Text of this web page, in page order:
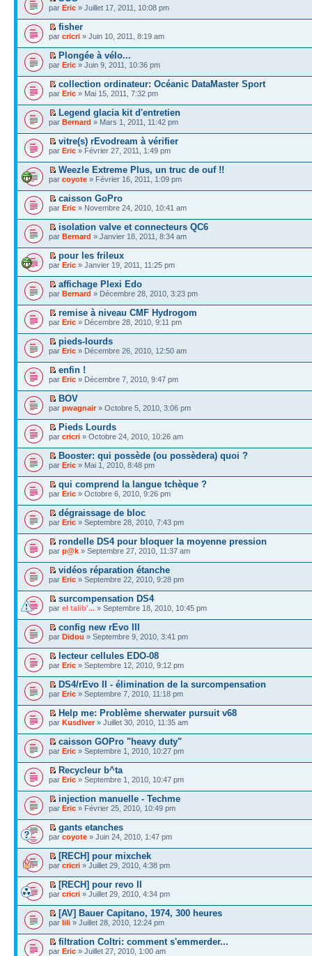
par Eric » Juillet 17, 2011, 10:08 pm
fisher
par cricri » Juin 10, 2011, 8:19 am
Plongée à vélo...
par Eric » Juin 9, 2011, 10:36 pm
collection ordinateur: Océanic DataMaster Sport
par Eric » Mai 15, 2011, 7:32 pm
Legend glacia kit d'entretien
par Bernard » Mars 1, 2011, 11:42 pm
vitre(s) rEvodream à vérifier
par Eric » Février 27, 2011, 1:49 pm
Weezle Extreme Plus, un truc de ouf !!
par coyote » Février 16, 2011, 1:09 pm
caisson GoPro
par Eric » Novembre 24, 2010, 10:41 am
isolation valve et connecteurs QC6
par Bernard » Janvier 18, 2011, 8:34 am
pour les frileux
par Eric » Janvier 19, 2011, 11:25 pm
affichage Plexi Edo
par Bernard » Décembre 28, 2010, 3:23 pm
remise à niveau CMF Hydrogom
par Eric » Décembre 28, 2010, 9:11 pm
pieds-lourds
par Eric » Décembre 26, 2010, 12:50 am
enfin !
par Eric » Décembre 7, 2010, 9:47 pm
BOV
par pwagnair» Octobre 5, 2010, 3:06 pm
Pieds Lourds
par cricri » Octobre 24, 2010, 10:26 am
Booster: qui possède (ou possèdera) quoi ?
par Eric » Mai 1, 2010, 8:48 pm
qui comprend la langue tchèque ?
par Eric » Octobre 6, 2010, 9:26 pm
dégraissage de bloc
par Eric » Septembre 28, 2010, 7:43 pm
rondelle DS4 pour bloquer la moyenne pression
par p@k » Septembre 27, 2010, 11:37 am
vidéos réparation étanche
par Eric » Septembre 22, 2010, 9:28 pm
surcompensation DS4
par el talib'... » Septembre 18, 2010, 10:45 pm
config new rEvo III
par Didou » Septembre 9, 2010, 3:41 pm
lecteur cellules EDO-08
par Eric » Septembre 12, 2010, 9:12 pm
DS4/rEvo II - élimination de la surcompensation
par Eric » Septembre 7, 2010, 11:18 pm
Help me: Problème sherwater pursuit v68
par Kusdiver» Juillet 30, 2010, 11:35 am
caisson GOPro "heavy duty"
par Eric » Septembre 1, 2010, 10:27 pm
Recycleur b^ta
par Eric » Septembre 1, 2010, 10:47 pm
injection manuelle - Techme
par Eric » Février 25, 2010, 10:49 pm
gants etanches
par coyote » Juin 24, 2010, 1:47 pm
[RECH] pour mixchek
par cricri » Juillet 29, 2010, 4:38 pm
[RECH] pour revo II
par cricri » Juillet 29, 2010, 4:34 pm
[AV] Bauer Capitano, 1974, 300 heures
par lili » Juillet 28, 2010, 12:24 pm
filtration Coltri: comment s'emmerder...
par Eric » Juillet 27, 2010, 1:00 am